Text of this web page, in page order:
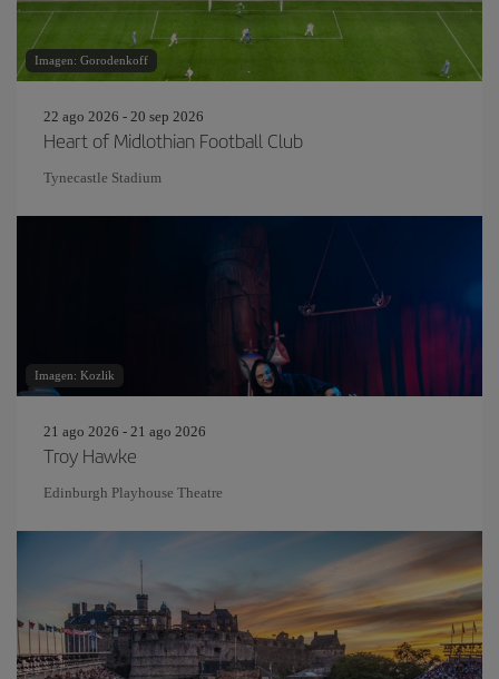
Imagen: Gorodenkoff
22 ago 2026 - 20 sep 2026
Heart of Midlothian Football Club
Tynecastle Stadium
Imagen: Kozlik
21 ago 2026 - 21 ago 2026
Troy Hawke
Edinburgh Playhouse Theatre